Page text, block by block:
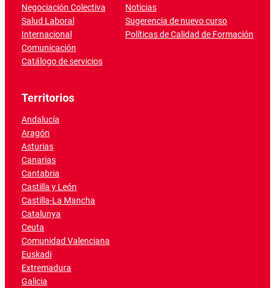
Negociación Colectiva
Salud Laboral
Internacional
Comunicación
Catálogo de servicios
Noticias
Sugerencia de nuevo curso
Políticas de Calidad de Formación
Territorios
Andalucía
Aragón
Asturias
Canarias
Cantabria
Castilla y León
Castilla-La Mancha
Catalunya
Ceuta
Comunidad Valenciana
Euskadi
Extremadura
Galicia